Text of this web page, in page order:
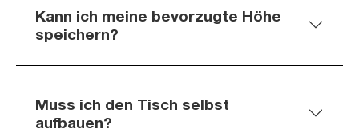
Kann ich meine bevorzugte Höhe
speichern?
Muss ich den Tisch selbst
aufbauen?